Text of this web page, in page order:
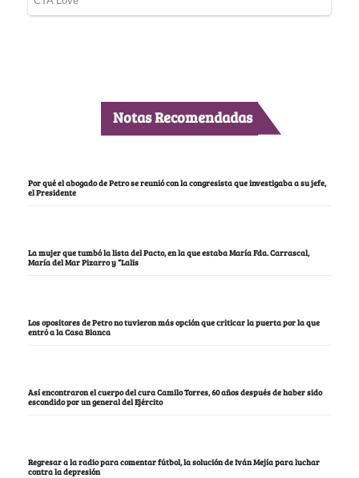
Notas Recomendadas
Por qué el abogado de Petro se reunió con la congresista que investigaba a su jefe,
el Presidente
La mujer que tumbó la lista del Pacto, en la que estaba María Fda. Carrascal,
María del Mar Pizarro y “Lalis
Los opositores de Petro no tuvieron más opción que criticar la puerta por la que
entró a la Casa Blanca
Así encontraron el cuerpo del cura Camilo Torres, 60 años después de haber sido
escondido por un general del Ejército
Regresar a la radio para comentar fútbol, la solución de Iván Mejía para luchar
contra la depresión